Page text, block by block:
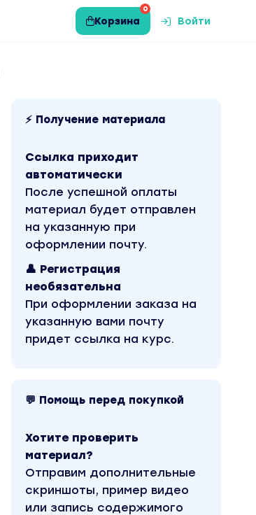
0
Корзина Войти
⚡ Получение материала
Ссылка приходит
автоматически
После успешной оплаты
материал будет отправлен
на указанную при
оформлении почту.
👤 Регистрация
необязательна
При оформлении заказа на
указанную вами почту
придет ссылка на курс.
💬 Помощь перед покупкой
Хотите проверить
материал?
Отправим дополнительные
скриншоты, пример видео
или запись содержимого